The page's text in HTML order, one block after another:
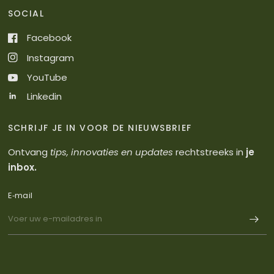
SOCIAL
Facebook
Instagram
YouTube
Linkedin
SCHRIJF JE IN VOOR DE NIEUWSBRIEF
Ontvang tips, innovaties en updates rechtstreeks in je
inbox.
E‑mail